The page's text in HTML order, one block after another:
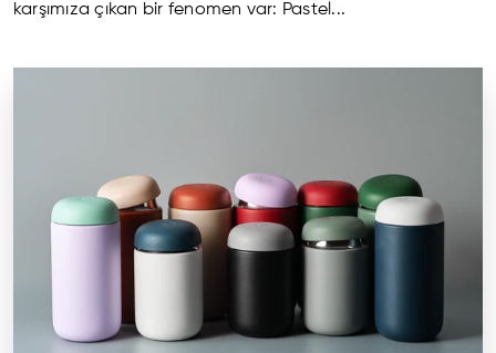
karşımıza çıkan bir fenomen var: Pastel...